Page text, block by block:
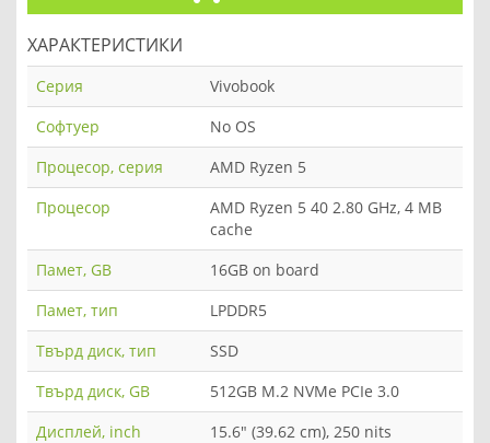
ХАРАКТЕРИСТИКИ
Серия
Vivobook
Софтуер
No OS
Процесор, серия
AMD Ryzen 5
Процесор
AMD Ryzen 5 40 2.80 GHz, 4 MB
cache
Памет, GB
16GB on board
Памет, тип
LPDDR5
Твърд диск, тип
SSD
Твърд диск, GB
512GB M.2 NVMe PCIe 3.0
Дисплей, inch
15.6" (39.62 cm), 250 nits